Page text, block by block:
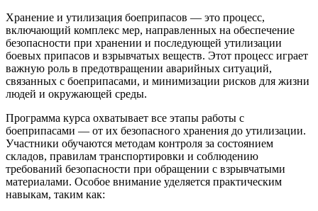
Хранение и утилизация боеприпасов — это процесс,
включающий комплекс мер, направленных на обеспечение
безопасности при хранении и последующей утилизации
боевых припасов и взрывчатых веществ. Этот процесс играет
важную роль в предотвращении аварийных ситуаций,
связанных с боеприпасами, и минимизации рисков для жизни
людей и окружающей среды.
Программа курса охватывает все этапы работы с
боеприпасами — от их безопасного хранения до утилизации.
Участники обучаются методам контроля за состоянием
складов, правилам транспортировки и соблюдению
требований безопасности при обращении с взрывчатыми
материалами. Особое внимание уделяется практическим
навыкам, таким как: